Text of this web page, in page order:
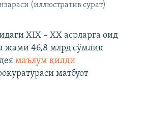
(иллюстратив сурат)
XIX – XX асрларга оид
жами 46,8 млрд сўмлик
маълум қилди
матбуот